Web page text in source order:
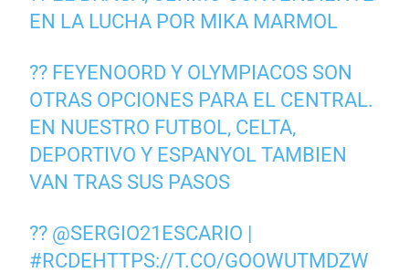
EN LA LUCHA POR MIKA MARMOL
?? FEYENOORD Y OLYMPIACOS SON
OTRAS OPCIONES PARA EL CENTRAL.
EN NUESTRO FUTBOL, CELTA,
DEPORTIVO Y ESPANYOL TAMBIEN
VAN TRAS SUS PASOS
?? @SERGIO21ESCARIO |
#RCDEHTTPS://T.CO/GOOWUTMDZW